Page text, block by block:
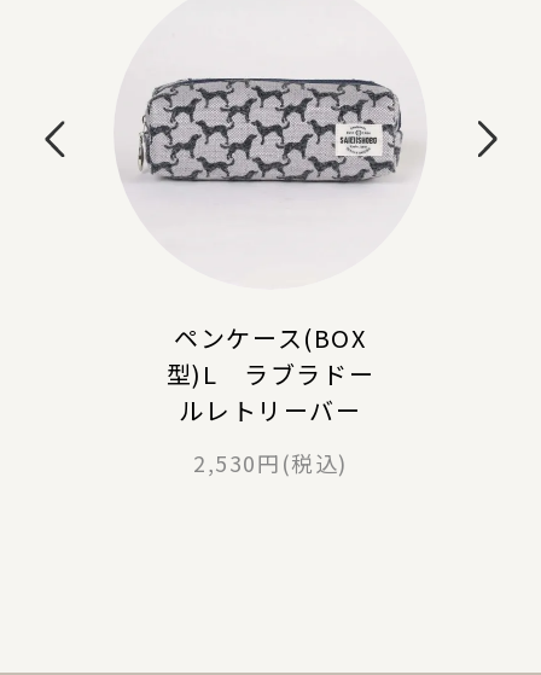
ペンケース(BOX
型)L ラブラドー
ルレトリーバー
2,530円(税込)